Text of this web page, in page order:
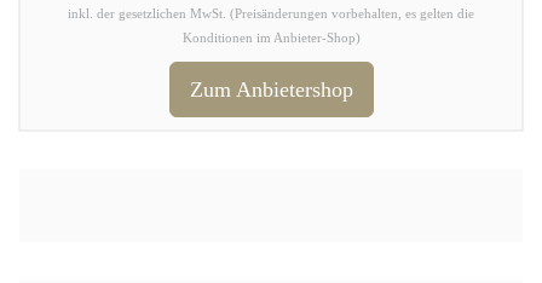
inkl. der gesetzlichen MwSt. (Preisänderungen vorbehalten, es gelten die
Konditionen im Anbieter-Shop)
Zum Anbietershop